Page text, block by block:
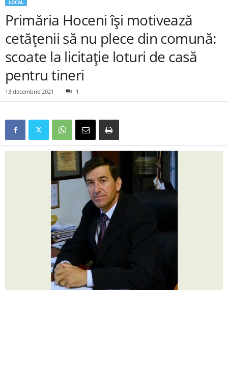
LOCAL
Primăria Hoceni își motivează
cetățenii să nu plece din comună:
scoate la licitație loturi de casă
pentru tineri
13 decembrie 2021 1